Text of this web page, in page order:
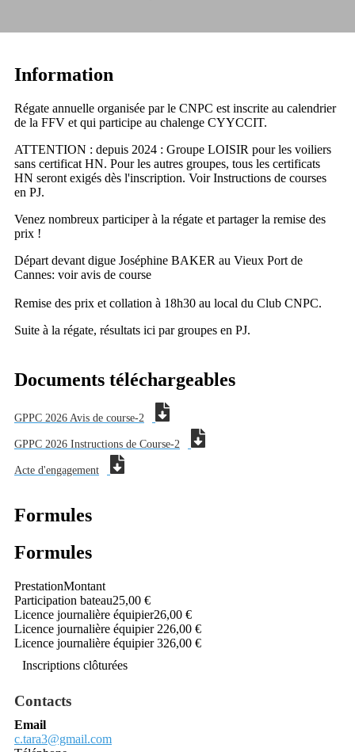
Information
Régate annuelle organisée par le CNPC est inscrite au calendrier
de la FFV et qui participe au chalenge CYYCCIT.
ATTENTION : depuis 2024 : Groupe LOISIR pour les voiliers
sans certificat HN. Pour les autres groupes, tous les certificats
HN seront exigés dès l'inscription. Voir Instructions de courses
en PJ.
Venez nombreux participer à la régate et partager la remise des
prix !
Départ devant digue Joséphine BAKER au Vieux Port de
Cannes: voir avis de course
Remise des prix et collation à 18h30 au local du Club CNPC.
Suite à la régate, résultats ici par groupes en PJ.
Documents téléchargeables
GPPC 2026 Avis de course-2
GPPC 2026 Instructions de Course-2
Acte d'engagement
Formules
Formules
PrestationMontant
Participation bateau25,00 €
Licence journalière équipier26,00 €
Licence journalière équipier 226,00 €
Licence journalière équipier 326,00 €
Inscriptions clôturées
Contacts
Email
c.tara3@gmail.com